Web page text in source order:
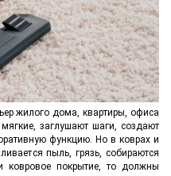
жилого дома, квартиры, офиса
заглушают шаги, создают
функцию. Но в коврах и
пыль, грязь, собираются
ковровое покрытие, то должны